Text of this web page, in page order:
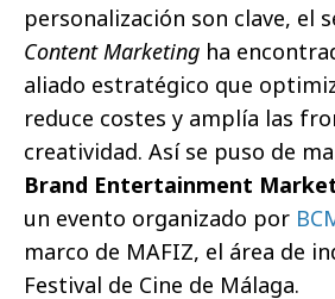
personalización son clave, el
Content Marketing ha
aliado estratégico que
reduce costes y amplía las
creatividad. Así se puso de
Brand Entertainment
un evento organizado por
marco de MAFIZ, el área de
Festival de Cine de Málaga.